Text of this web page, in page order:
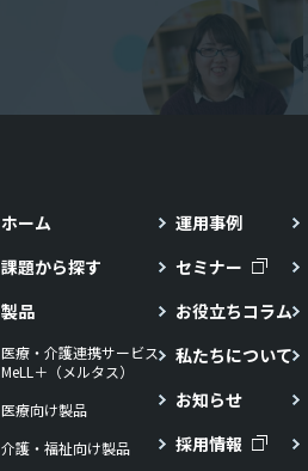
ホーム
課題から探す
製品
医療・介護連携サービス
MeLL＋（メルタス）
医療向け製品
介護・福祉向け製品
運用事例
セミナー
お役立ちコラム
私たちについて
お知らせ
採用情報